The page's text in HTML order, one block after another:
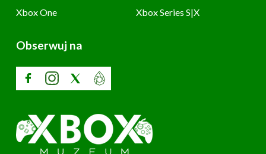
Xbox One
Xbox Series S|X
Obserwuj na